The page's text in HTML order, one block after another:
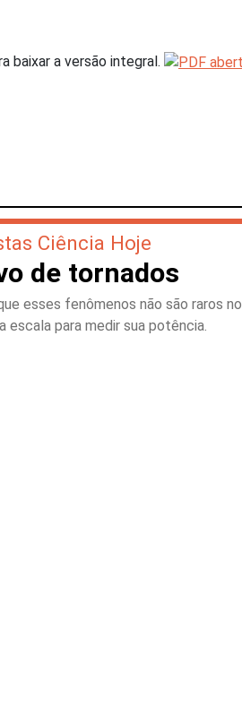
baixar a versão integral.
Ciência Hoje
de tornados
esses fenômenos não são raros no
escala para medir sua potência.